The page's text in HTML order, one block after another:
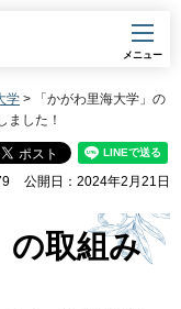
メニュー
学 > 「かがわ里海大学」の
ました！
公開日：2024年2月21日
の取組み